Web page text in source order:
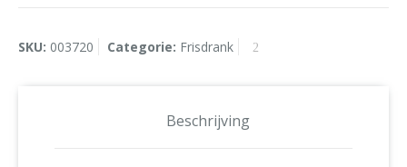
SKU: 003720 Categorie: Frisdrank
Beschrijving